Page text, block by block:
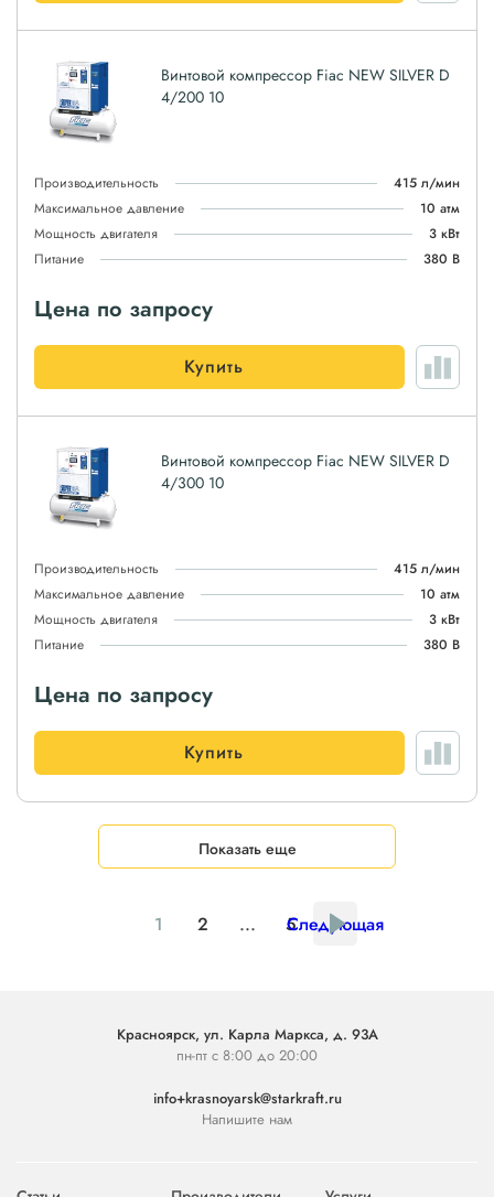
Винтовой компрессор Fiac NEW SILVER D
4/200 10
Производительность
415 л/мин
Максимальное давление
10 атм
Мощность двигателя
3 кВт
Питание
380 В
Цена по запросу
Купить
Винтовой компрессор Fiac NEW SILVER D
4/300 10
Производительность
415 л/мин
Максимальное давление
10 атм
Мощность двигателя
3 кВт
Питание
380 В
Цена по запросу
Купить
Показать еще
1 2 ... 5
Следующая
Красноярск, ул. Карла Маркса, д. 93А
пн-пт с 8:00 до 20:00
info+krasnoyarsk@starkraft.ru
Напишите нам